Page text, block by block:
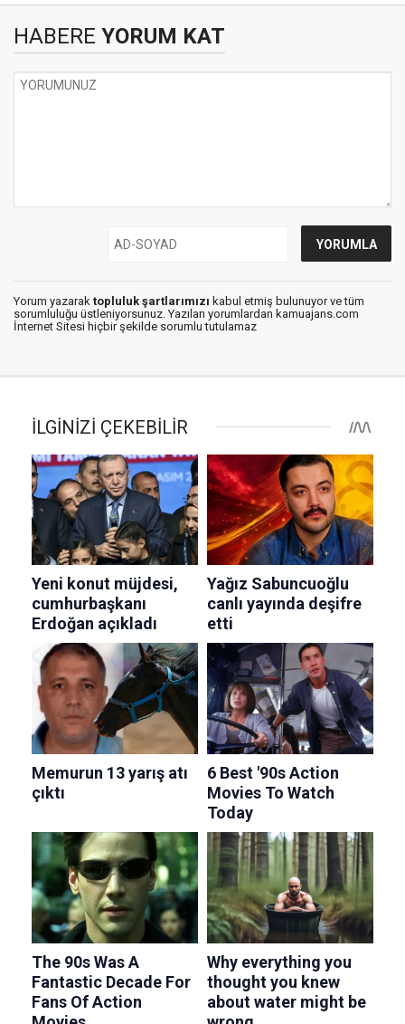
HABERE YORUM KAT
Yorum yazarak topluluk şartlarımızı kabul etmiş bulunuyor ve tüm
sorumluluğu üstleniyorsunuz. Yazılan yorumlardan kamuajans.com
İnternet Sitesi hiçbir şekilde sorumlu tutulamaz